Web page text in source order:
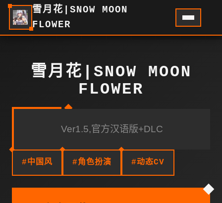
雪月花|SNOW MOON
FLOWER
雪月花|SNOW MOON
FLOWER
Ver1.5,官方汉语版+DLC
#中国风 #角色扮演 #动态CV